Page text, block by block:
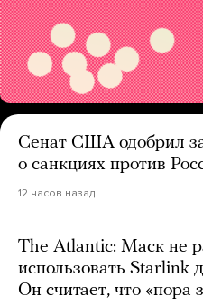
Сенат США одобрил
о санкциях против
12 часов назад
The Atlantic: Маск не
использовать Starlink
Он считает, что «пора